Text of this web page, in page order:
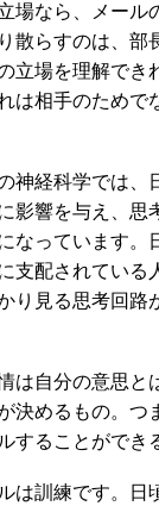
場なら、メール
散らすのは、部
立場を理解でき
は相手のためで
神経科学では、
影響を与え、思
なっています。
支配されている
り見る思考回路
は自分の意思と
決めるもの。つ
することができ
は訓練です。日